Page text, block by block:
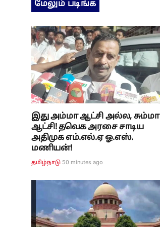
மேலும் படிங்க
இது அம்மா ஆட்சி அல்ல, சும்மா
ஆட்சி! தவெக அரசை சாடிய
அதிமுக எம்.எல்.ஏ ஓ.எஸ்.
மணியன்!
தமிழ்நாடு 50 minutes ago